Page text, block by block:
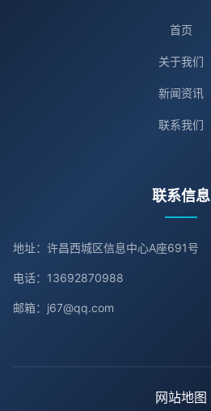
首页
关于我们
新闻资讯
联系我们
联系信息
地址：许昌西城区信息中心A座691号
电话：13692870988
邮箱：j67@qq.com
网站地图